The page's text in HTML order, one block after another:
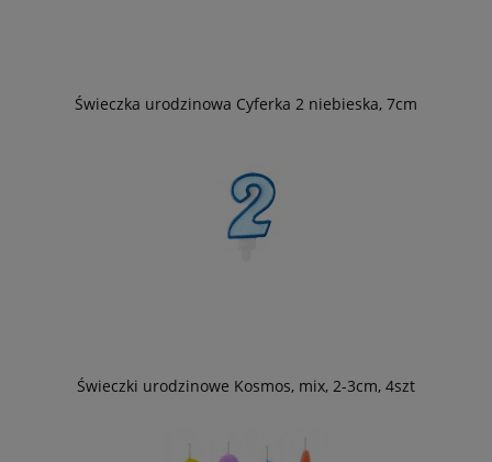
Świeczka urodzinowa Cyferka 2 niebieska, 7cm
Świeczki urodzinowe Kosmos, mix, 2-3cm, 4szt